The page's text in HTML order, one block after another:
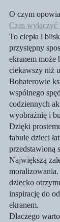
O czym
Czas wyłączyć
To ciepła i
przystępny
ekranem może
ciekawszy niż
Bohaterowie
wspólnego
codziennych
wyobraźnię i
Dzięki
fabule dzieci
przedstawioną
Największą
dziecko
inspirację do
ekranem.
Dlaczego